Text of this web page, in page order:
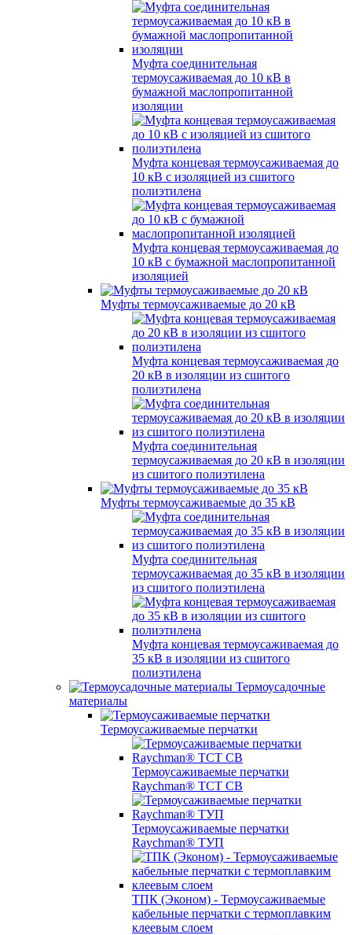
Муфта соединительная
термоусаживаемая до 10 кВ в
бумажной маслопропитанной
изоляции
Муфта концевая термоусаживаемая до
10 кВ с изоляцией из сшитого
полиэтилена
Муфта концевая термоусаживаемая до
10 кВ с бумажной маслопропитанной
изоляцией
Муфты термоусаживаемые до 20 кВ
Муфта концевая термоусаживаемая до
20 кВ в изоляции из сшитого
полиэтилена
Муфта соединительная
термоусаживаемая до 20 кВ в изоляции
из сшитого полиэтилена
Муфты термоусаживаемые до 35 кВ
Муфта соединительная
термоусаживаемая до 35 кВ в изоляции
из сшитого полиэтилена
Муфта концевая термоусаживаемая до
35 кВ в изоляции из сшитого
полиэтилена
Термоусадочные
материалы
Термоусаживаемые перчатки
Термоусаживаемые перчатки
Raychman® TCT CB
Термоусаживаемые перчатки
Raychman® ТУП
ТПК (Эконом) - Термоусаживаемые
кабельные перчатки с термоплавким
клеевым слоем